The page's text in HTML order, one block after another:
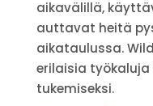
aikavälillä,
auttavat heitä
aikataulussa.
erilaisia
tukemiseksi.